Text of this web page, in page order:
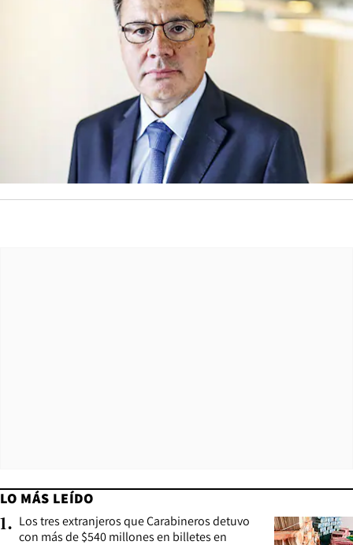
LO MÁS LEÍDO
1. Los tres extranjeros que Carabineros detuvo
con más de $540 millones en billetes en